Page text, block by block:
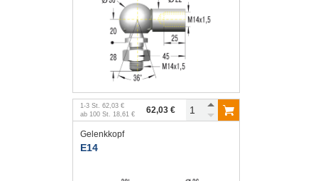
1-3 St. 62,03 €
ab 100 St. 18,61 € 62,03 €
Gelenkkopf
E14